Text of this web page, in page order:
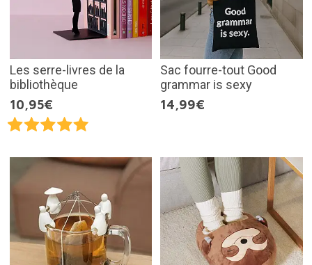
Les serre-livres de la
bibliothèque
10,95€
Sac fourre-tout Good
grammar is sexy
14,99€